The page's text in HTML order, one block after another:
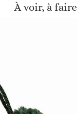
À voir, à faire